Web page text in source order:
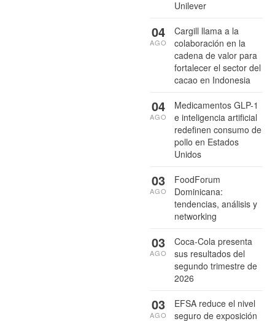
Unilever
Cargill llama a la
colaboración en la
cadena de valor para
fortalecer el sector del
cacao en Indonesia
04
AGO
Medicamentos GLP-1
e inteligencia artificial
redefinen consumo de
pollo en Estados
Unidos
04
AGO
FoodForum
Dominicana:
tendencias, análisis y
networking
03
AGO
Coca-Cola presenta
sus resultados del
segundo trimestre de
2026
03
AGO
EFSA reduce el nivel
seguro de exposición
03
AGO